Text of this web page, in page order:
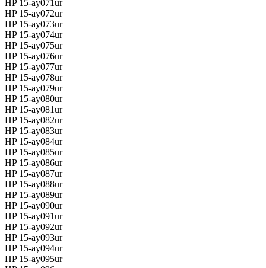
HP 15-ay071ur
HP 15-ay072ur
HP 15-ay073ur
HP 15-ay074ur
HP 15-ay075ur
HP 15-ay076ur
HP 15-ay077ur
HP 15-ay078ur
HP 15-ay079ur
HP 15-ay080ur
HP 15-ay081ur
HP 15-ay082ur
HP 15-ay083ur
HP 15-ay084ur
HP 15-ay085ur
HP 15-ay086ur
HP 15-ay087ur
HP 15-ay088ur
HP 15-ay089ur
HP 15-ay090ur
HP 15-ay091ur
HP 15-ay092ur
HP 15-ay093ur
HP 15-ay094ur
HP 15-ay095ur